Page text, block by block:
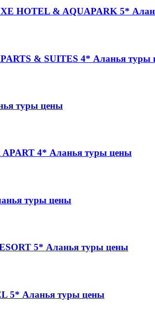
HOTEL & AQUAPARK 5*
& SUITES 4* Аланья туры
туры цены
4* Аланья туры цены
туры цены
5* Аланья туры цены
5* Аланья туры цены